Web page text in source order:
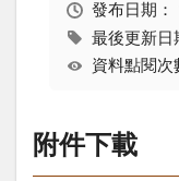
發布日期：
最後更新
資料點閱次
附件下載